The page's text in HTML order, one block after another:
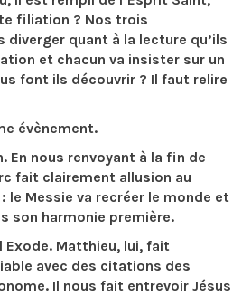
filiation ? Nos trois
diverger quant à la lecture qu’ils
et chacun va insister sur un
font ils découvrir ? Il faut relire
évènement.
En nous renvoyant à la fin de
fait clairement allusion au
: le Messie va recréer le monde et
son harmonie première.
Exode. Matthieu, lui, fait
avec des citations des
Il nous fait entrevoir Jésus